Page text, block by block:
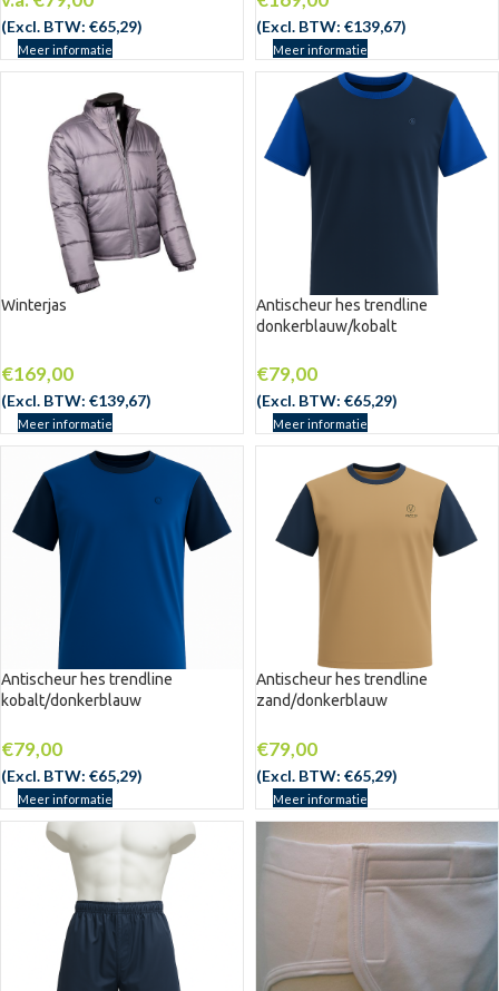
(Excl. BTW: €65,29)
Meer informatie
(Excl. BTW: €139,67)
Meer informatie
Winterjas
€169,00
(Excl. BTW: €139,67)
Meer informatie
Antischeur hes trendline
donkerblauw/kobalt
€79,00
(Excl. BTW: €65,29)
Meer informatie
Antischeur hes trendline
kobalt/donkerblauw
€79,00
(Excl. BTW: €65,29)
Meer informatie
Antischeur hes trendline
zand/donkerblauw
€79,00
(Excl. BTW: €65,29)
Meer informatie